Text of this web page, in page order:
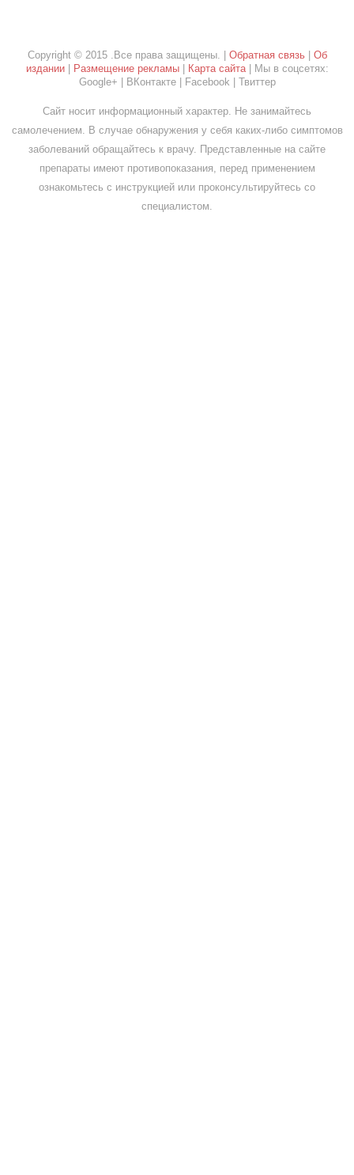
Copyright © 2015 .Все права защищены. | Обратная связь| Об
издании| Размещение рекламы| Карта сайта| Мы в соцсетях:
Google+ | ВКонтакте | Facebook | Твиттер
Сайт носит информационный характер. Не занимайтесь
самолечением. В случае обнаружения у себя каких-либо симптомов
заболеваний обращайтесь к врачу. Представленные на сайте
препараты имеют противопоказания, перед применением
ознакомьтесь с инструкцией или проконсультируйтесь со
специалистом.